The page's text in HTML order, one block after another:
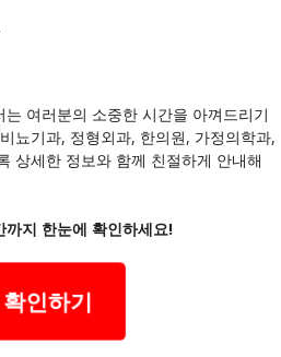
여러분의 소중한 시간을 아껴드리기
뇨기과, 정형외과, 한의원, 가정의학과,
상세한 정보와 함께 친절하게 안내해
지 한눈에 확인하세요!
인하기